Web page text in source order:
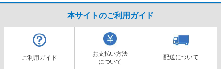
本サイトのご利用ガイド
ご利用ガイド
お支払い方法
について
配送について